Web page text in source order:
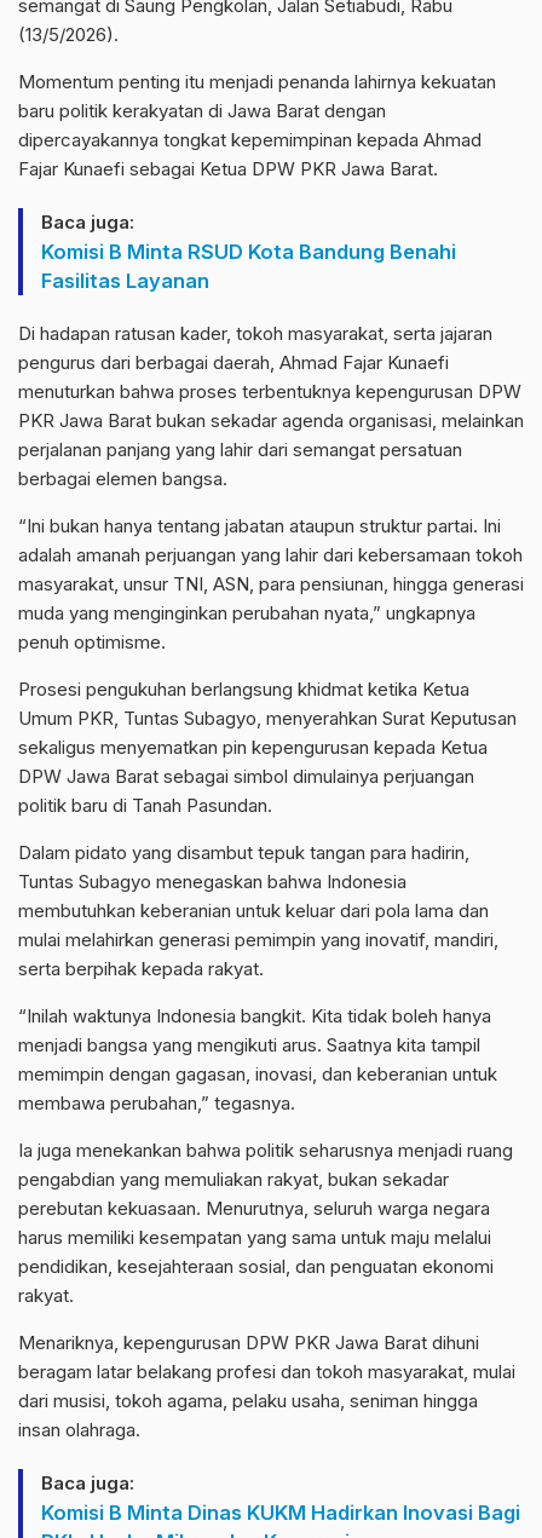
semangat di Saung Pengkolan, Jalan Setiabudi, Rabu
(13/5/2026).
Momentum penting itu menjadi penanda lahirnya kekuatan
baru politik kerakyatan di Jawa Barat dengan
dipercayakannya tongkat kepemimpinan kepada Ahmad
Fajar Kunaefi sebagai Ketua DPW PKR Jawa Barat.
Baca juga:
Komisi B Minta RSUD Kota Bandung Benahi
Fasilitas Layanan
Di hadapan ratusan kader, tokoh masyarakat, serta jajaran
pengurus dari berbagai daerah, Ahmad Fajar Kunaefi
menuturkan bahwa proses terbentuknya kepengurusan DPW
PKR Jawa Barat bukan sekadar agenda organisasi, melainkan
perjalanan panjang yang lahir dari semangat persatuan
berbagai elemen bangsa.
“Ini bukan hanya tentang jabatan ataupun struktur partai. Ini
adalah amanah perjuangan yang lahir dari kebersamaan tokoh
masyarakat, unsur TNI, ASN, para pensiunan, hingga generasi
muda yang menginginkan perubahan nyata,” ungkapnya
penuh optimisme.
Prosesi pengukuhan berlangsung khidmat ketika Ketua
Umum PKR, Tuntas Subagyo, menyerahkan Surat Keputusan
sekaligus menyematkan pin kepengurusan kepada Ketua
DPW Jawa Barat sebagai simbol dimulainya perjuangan
politik baru di Tanah Pasundan.
Dalam pidato yang disambut tepuk tangan para hadirin,
Tuntas Subagyo menegaskan bahwa Indonesia
membutuhkan keberanian untuk keluar dari pola lama dan
mulai melahirkan generasi pemimpin yang inovatif, mandiri,
serta berpihak kepada rakyat.
“Inilah waktunya Indonesia bangkit. Kita tidak boleh hanya
menjadi bangsa yang mengikuti arus. Saatnya kita tampil
memimpin dengan gagasan, inovasi, dan keberanian untuk
membawa perubahan,” tegasnya.
Ia juga menekankan bahwa politik seharusnya menjadi ruang
pengabdian yang memuliakan rakyat, bukan sekadar
perebutan kekuasaan. Menurutnya, seluruh warga negara
harus memiliki kesempatan yang sama untuk maju melalui
pendidikan, kesejahteraan sosial, dan penguatan ekonomi
rakyat.
Menariknya, kepengurusan DPW PKR Jawa Barat dihuni
beragam latar belakang profesi dan tokoh masyarakat, mulai
dari musisi, tokoh agama, pelaku usaha, seniman hingga
insan olahraga.
Baca juga:
Komisi B Minta Dinas KUKM Hadirkan Inovasi Bagi